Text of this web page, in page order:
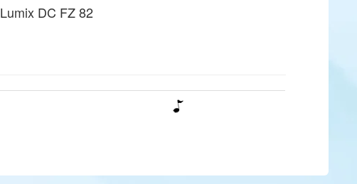
Lumix DC FZ 82